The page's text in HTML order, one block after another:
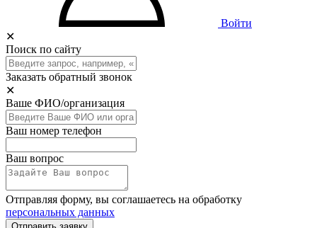
Войти
✕
Поиск по сайту
Заказать обратный звонок
✕
Ваше ФИО/организация
Ваш номер телефон
Ваш вопрос
Отправляя форму, вы соглашаетесь на обработку
персональных данных